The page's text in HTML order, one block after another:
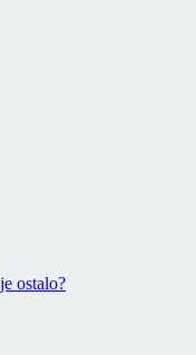
ostalo?